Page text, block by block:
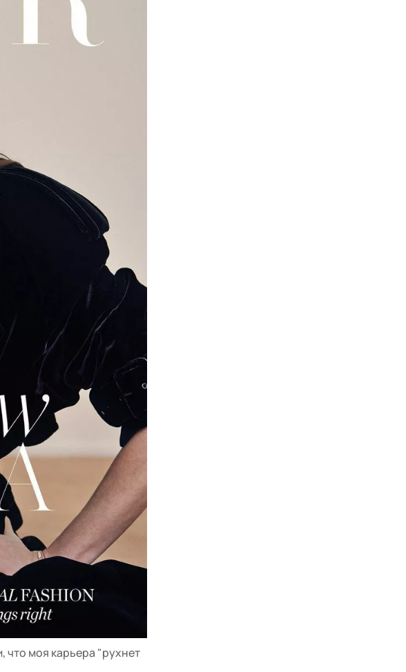
что моя карьера "рухнет